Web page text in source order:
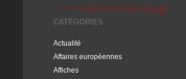
CATÉGORIES
Actualité
Affaires européennes
Affiches